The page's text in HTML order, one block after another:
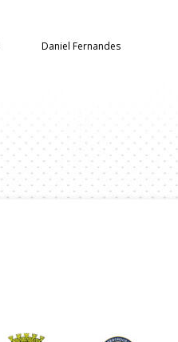
Daniel Fernandes